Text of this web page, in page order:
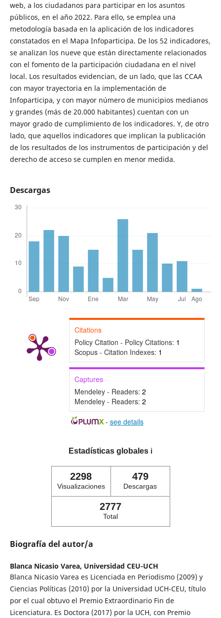
web, a los ciudadanos para participar en los asuntos
públicos, en el año 2022. Para ello, se emplea una
metodología basada en la aplicación de los indicadores
constatados en el Mapa Infoparticipa. De los 52 indicadores,
se analizan los nueve que están directamente relacionados
con el fomento de la participación ciudadana en el nivel
local. Los resultados evidencian, de un lado, que las CCAA
con mayor trayectoria en la implementación de
Infoparticipa, y con mayor número de municipios medianos
y grandes (más de 20.000 habitantes) cuentan con un
mayor grado de cumplimiento de los indicadores. Y, de otro
lado, que aquellos indicadores que implican la publicación
de los resultados de los instrumentos de participación y del
derecho de acceso se cumplen en menor medida.
Descargas
Citations
Policy Citation - Policy Citations: 1
Scopus - Citation Indexes: 1
Captures
Mendeley - Readers: 2
Mendeley - Readers: 2
- see details
Estadísticas globales ℹ️
2298
Visualizaciones
479
Descargas
2777
Total
Biografía del autor/a
Blanca Nicasio Varea, Universidad CEU-UCH
Blanca Nicasio Varea es Licenciada en Periodismo (2009) y
Ciencias Políticas (2010) por la Universidad UCH-CEU, título
por el cual obtuvo el Premio Extraordinario Fin de
Licenciatura. Es Doctora (2017) por la UCH, con Premio